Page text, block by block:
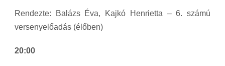
Rendezte: Balázs Éva, Kajkó Henrietta – 6. számú
versenyelőadás (élőben)
20:00